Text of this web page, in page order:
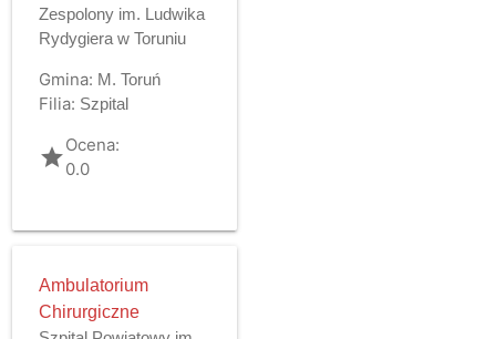
Zespolony im. Ludwika
Rydygiera w Toruniu
Gmina: M. Toruń
Filia: Szpital
gradeOcena:
0.0
Ambulatorium
Chirurgiczne